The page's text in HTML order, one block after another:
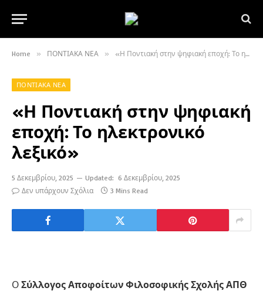
Home » ΠΟΝΤΙΑΚΑ ΝΕΑ » «Η Ποντιακή στην ψηφιακή εποχή: Το ηλεκτρονικό λεξικό»
ΠΟΝΤΙΑΚΑ ΝΕΑ
«Η Ποντιακή στην ψηφιακή
εποχή: Το ηλεκτρονικό
λεξικό»
5 Δεκεμβρίου, 2025 Updated: 6 Δεκεμβρίου, 2025
Δεν υπάρχουν Σχόλια
3 Mins Read
Ο Σύλλογος Αποφοίτων Φιλοσοφικής Σχολής ΑΠΘ